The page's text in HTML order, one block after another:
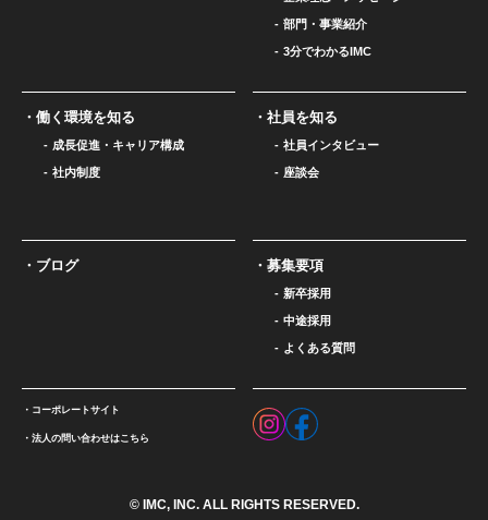
部門・事業紹介
3分でわかるIMC
働く環境を知る
成長促進・キャリア構成
社内制度
社員を知る
社員インタビュー
座談会
ブログ 募集要項
新卒採用
中途採用
よくある質問
コーポレートサイト
法人の問い合わせはこちら
© IMC, INC. ALL RIGHTS RESERVED.